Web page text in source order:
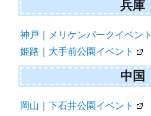
兵庫
神戸｜メリケンパークイベント
姫路｜大手前公園イベント
中国
岡山｜下石井公園イベント